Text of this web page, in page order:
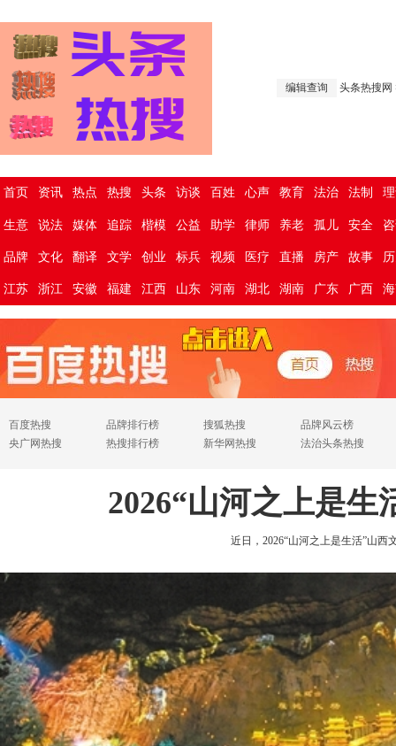
编辑查询 头条热搜网
首页 资讯 热点 热搜 头条 访谈 百姓 心声 教育 法治 法制
生意 说法 媒体 追踪 楷模 公益 助学 律师 养老 孤儿 安全
品牌 文化 翻译 文学 创业 标兵 视频 医疗 直播 房产 故事
江苏 浙江 安徽 福建 江西 山东 河南 湖北 湖南 广东 广西
百度热搜 品牌排行榜 搜狐热搜
品牌风云榜
央广网热搜
热搜排行榜 新华网热搜 法治头条热搜
2026“山河之上是
近日，2026“山河之上是生活”山